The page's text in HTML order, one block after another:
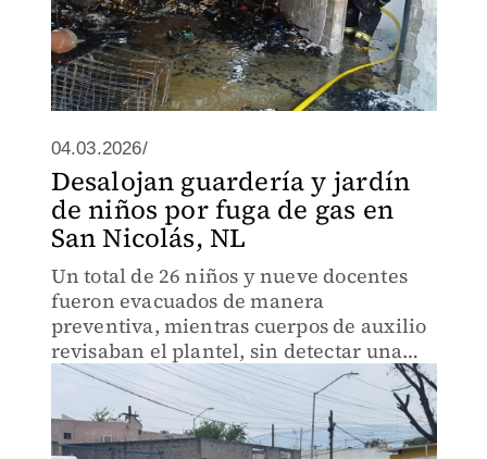
04.03.2026/
Desalojan guardería y jardín
de niños por fuga de gas en
San Nicolás, NL
Un total de 26 niños y nueve docentes
fueron evacuados de manera
preventiva, mientras cuerpos de auxilio
revisaban el plantel, sin detectar una
fuga visible.